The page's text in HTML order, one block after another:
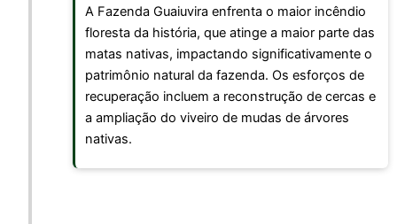
A Fazenda Guaiuvira enfrenta o maior incêndio
floresta da história, que atinge a maior parte das
matas nativas, impactando significativamente o
patrimônio natural da fazenda. Os esforços de
recuperação incluem a reconstrução de cercas e
a ampliação do viveiro de mudas de árvores
nativas.